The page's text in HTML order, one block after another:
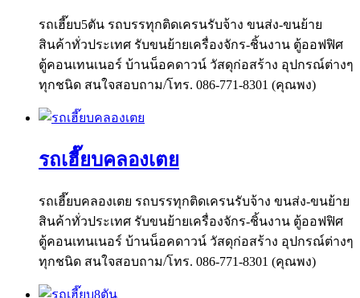
รถเฮี๊ยบ5ตัน รถบรรทุกติดเครนรับจ้าง ขนส่ง-ขนย้าย
สินค้าทั่วประเทศ รับขนย้ายเครื่องจักร-ชิ้นงาน ตู้ออฟฟิศ
ตู้คอนเทนเนอร์ บ้านน็อคดาวน์ วัสดุก่อสร้าง อุปกรณ์ต่างๆ
ทุกชนิด สนใจสอบถาม/โทร. 086-771-8301 (คุณพง)
รถเฮี๊ยบคลองเตย
รถเฮี๊ยบคลองเตย รถบรรทุกติดเครนรับจ้าง ขนส่ง-ขนย้าย
สินค้าทั่วประเทศ รับขนย้ายเครื่องจักร-ชิ้นงาน ตู้ออฟฟิศ
ตู้คอนเทนเนอร์ บ้านน็อคดาวน์ วัสดุก่อสร้าง อุปกรณ์ต่างๆ
ทุกชนิด สนใจสอบถาม/โทร. 086-771-8301 (คุณพง)